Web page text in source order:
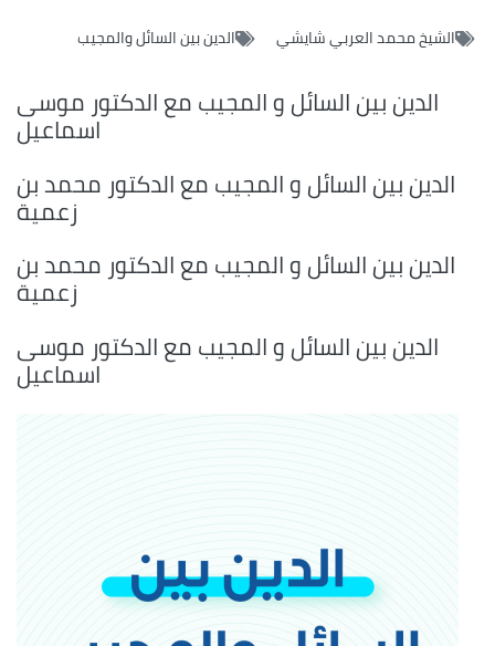
الشيخ محمد العربي شايشي الدين بين السائل والمجيب
الدين بين السائل و المجيب مع الدكتور موسى
اسماعيل
الدين بين السائل و المجيب مع الدكتور محمد بن
زعمية
الدين بين السائل و المجيب مع الدكتور محمد بن
زعمية
الدين بين السائل و المجيب مع الدكتور موسى
اسماعيل